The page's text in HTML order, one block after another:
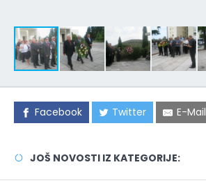
Facebook Twitter E-Mail
JOŠ NOVOSTI IZ KATEGORIJE: